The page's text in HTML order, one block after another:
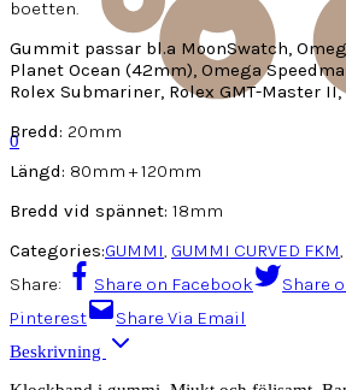
0
boetten.
Gummit passar bl.a MoonSwatch,
Planet Ocean (42mm), Omega
Rolex Submariner, Rolex GMT-Master
Bredd: 20mm
Längd: 80mm + 120mm
Bredd vid spännet: 18mm
Categories:GUMMI, GUMMI CURVED FKM,
Share:
Share on Facebook Share
Pinterest
Share Via Email
Beskrivning